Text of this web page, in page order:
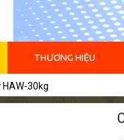
THƯƠNG HIỆU
30kg